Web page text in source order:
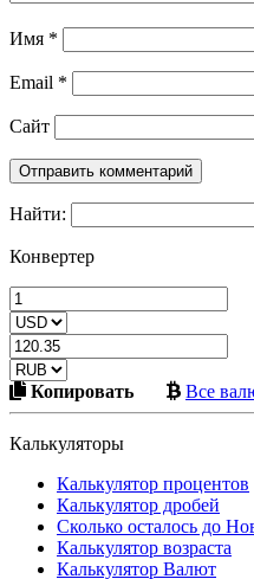
Имя *
Email *
Сайт
Найти:
Конвертер
КопироватьСкопировать
в
Все
Калькуляторы
Калькулятор процентов
Калькулятор дробей
Сколько осталось до
Калькулятор возраста
Калькулятор Валют